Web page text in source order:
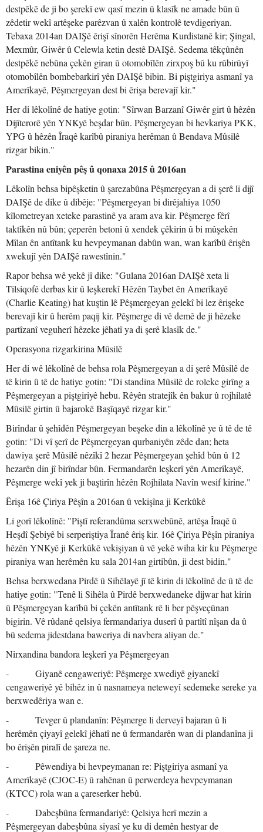
destpêkê de ji bo şerekî ew qasî mezin û klasîk ne amade bûn û
zêdetir wekî artêşeke parêzvan û xalên kontrolê tevdigeriyan.
Tebaxa 2014an DAIŞê êrişî sînorên Herêma Kurdistanê kir; Şingal,
Mexmûr, Giwêr û Celewla ketin destê DAIŞê. Sedema têkçûnên
destpêkê nebûna çekên giran û otomobîlên zirxpoş bû ku rûbirûyî
otomobîlên bombebarkirî yên DAIŞê bibin. Bi piştgiriya asmanî ya
Amerîkayê, Pêşmergeyan dest bi êrişa berevajî kir."
Her di lêkolînê de hatiye gotin: "Sîrwan Barzanî Giwêr girt û hêzên
Dijîterorê yên YNKyê beşdar bûn. Pêşmergeyan bi hevkariya PKK,
YPG û hêzên Îraqê karîbû piraniya herêman û Bendava Mûsilê
rizgar bikin."
Parastina eniyên pêş û qonaxa 2015 û 2016an
Lêkolîn behsa bipêşketin û şarezabûna Pêşmergeyan a di şerê li dijî
DAIŞê de dike û dibêje: "Pêşmergeyan bi dirêjahiya 1050
kîlometreyan xeteke parastinê ya aram ava kir. Pêşmerge fêrî
taktîkên nû bûn; çeperên betonî û xendek çêkirin û bi mûşekên
Mîlan ên antîtank ku hevpeymanan dabûn wan, wan karîbû êrişên
xwekujî yên DAIŞê rawestînin."
Rapor behsa wê yekê jî dike: "Gulana 2016an DAIŞê xeta li
Tilsiqofê derbas kir û leşkerekî Hêzên Taybet ên Amerîkayê
(Charlie Keating) hat kuştin lê Pêşmergeyan gelekî bi lez êrişeke
berevajî kir û herêm paqij kir. Pêşmerge di vê demê de ji hêzeke
partîzanî veguherî hêzeke jêhatî ya di şerê klasîk de."
Operasyona rizgarkirina Mûsilê
Her di wê lêkolînê de behsa rola Pêşmergeyan a di şerê Mûsilê de
tê kirin û tê de hatiye gotin: "Di standina Mûsilê de roleke girîng a
Pêşmergeyan a piştgiriyê hebu. Rêyên stratejîk ên bakur û rojhilatê
Mûsilê girtin û bajarokê Başîqayê rizgar kir."
Birîndar û şehîdên Pêşmergeyan beşeke din a lêkolînê ye û tê de tê
gotin: "Di vî şerî de Pêşmergeyan qurbaniyên zêde dan; heta
dawiya şerê Mûsilê nêzîkî 2 hezar Pêşmergeyan şehîd bûn û 12
hezarên din jî birîndar bûn. Fermandarên leşkerî yên Amerîkayê,
Pêşmerge wekî yek ji baştirîn hêzên Rojhilata Navîn wesif kirine."
Êrişa 16ê Çiriya Pêşîn a 2016an û vekişîna ji Kerkûkê
Li gorî lêkolînê: "Piştî referandûma serxwebûnê, artêşa Îraqê û
Heşdî Şebiyê bi serperiştiya Îranê êriş kir. 16ê Çiriya Pêşîn piraniya
hêzên YNKyê ji Kerkûkê vekişiyan û vê yekê wiha kir ku Pêşmerge
piraniya wan herêmên ku sala 2014an girtibûn, ji dest bidin."
Behsa berxwedana Pirdê û Sihêlayê jî tê kirin di lêkolînê de û tê de
hatiye gotin: "Tenê li Sihêla û Pirdê berxwedaneke dijwar hat kirin
û Pêşmergeyan karîbû bi çekên antîtank rê li ber pêşveçûnan
bigirin. Vê rûdanê qelsiya fermandariya duserî û partîtî nîşan da û
bû sedema jidestdana baweriya di navbera aliyan de."
Nirxandina bandora leşkerî ya Pêşmergeyan
- Giyanê cengaweriyê: Pêşmerge xwediyê giyanekî
cengaweriyê yê bihêz in û nasnameya neteweyî sedemeke sereke ya
berxwedêriya wan e.
- Tevger û plandanîn: Pêşmerge li derveyî bajaran û li
herêmên çiyayî gelekî jêhatî ne û fermandarên wan di plandanîna ji
bo êrişên piralî de şareza ne.
- Pêwendiya bi hevpeymanan re: Piştgiriya asmanî ya
Amerîkayê (CJOC-E) û rahênan û perwerdeya hevpeymanan
(KTCC) rola wan a çareserker hebû.
- Dabeşbûna fermandariyê: Qelsiya herî mezin a
Pêşmergeyan dabeşbûna siyasî ye ku di demên hestyar de